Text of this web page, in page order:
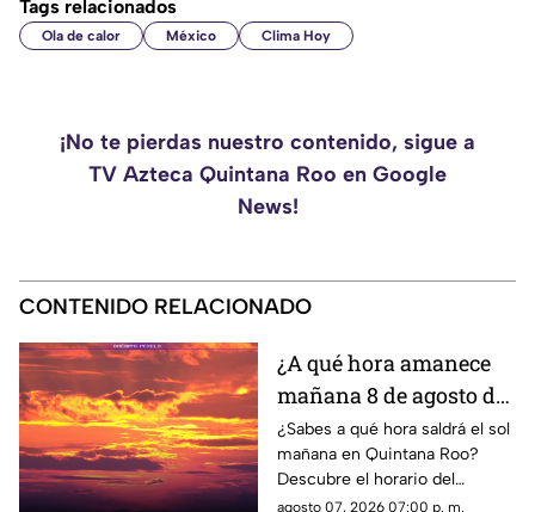
Tags relacionados
Ola de calor México Clima Hoy
¡No te pierdas nuestro contenido, sigue a
TV Azteca Quintana Roo en Google
News!
CONTENIDO RELACIONADO
¿A qué hora amanece
mañana 8 de agosto de
2026?
¿Sabes a qué hora saldrá el sol
mañana en Quintana Roo?
Descubre el horario del
amanecer el 8 de agosto de
agosto 07, 2026 07:00 p. m.